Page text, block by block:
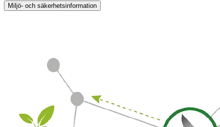
Miljö- och säkerhetsinformation